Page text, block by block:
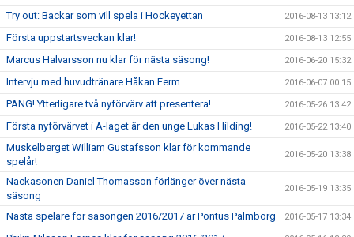
Try out: Backar som vill spela i Hockeyettan 2016-08-13 13:12
Första uppstartsveckan klar! 2016-08-13 12:55
Marcus Halvarsson nu klar för nästa säsong! 2016-06-20 15:32
Intervju med huvudtränare Håkan Ferm 2016-06-07 00:15
PANG! Ytterligare två nyförvärv att presentera! 2016-05-26 13:42
Första nyförvärvet i A-laget är den unge Lukas Hilding! 2016-05-22 13:40
Muskelberget William Gustafsson klar för kommande
spelår!
2016-05-20 13:38
Nackasonen Daniel Thomasson förlänger över nästa
säsong
2016-05-19 13:35
Nästa spelare för säsongen 2016/2017 är Pontus Palmborg 2016-05-17 13:34